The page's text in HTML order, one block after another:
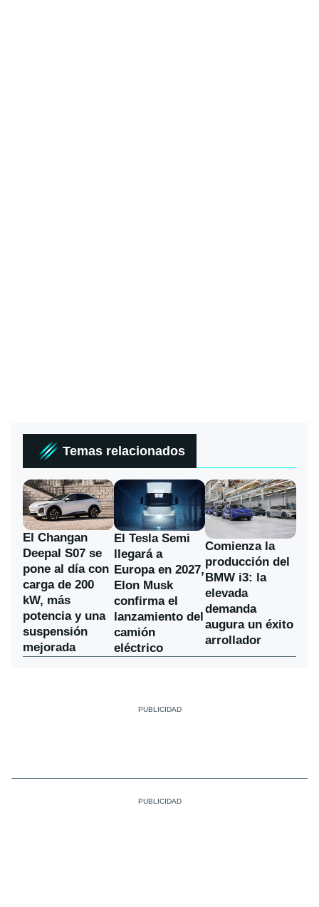
Temas relacionados
El Changan
Deepal S07 se
pone al día con
carga de 200
kW, más
potencia y una
suspensión
mejorada
El Tesla Semi
llegará a
Europa en 2027,
Elon Musk
confirma el
lanzamiento del
camión
eléctrico
Comienza la
producción del
BMW i3: la
elevada
demanda
augura un éxito
arrollador